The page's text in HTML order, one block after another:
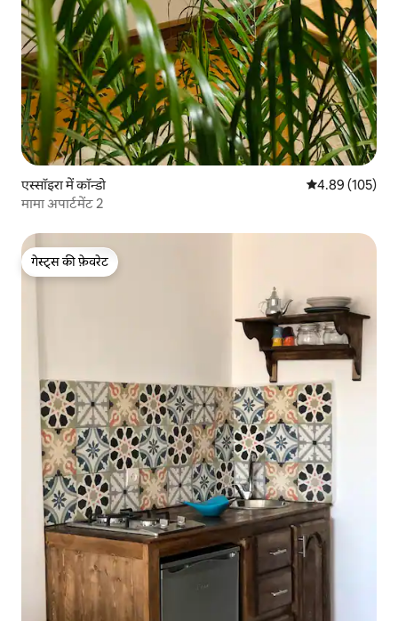
एस्सॉइरा में कॉन्डो औसत रेटिंग 5 में से
4.89 (105)
मामा अपार्टमेंट 2
गेस्ट्स की फ़ेवरेट
गेस्ट्स की फ़ेवरेट